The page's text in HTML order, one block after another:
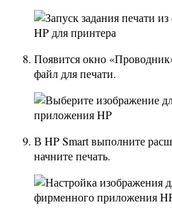
Появится окно
файл для печати.
В HP Smart выполните
начните печать.